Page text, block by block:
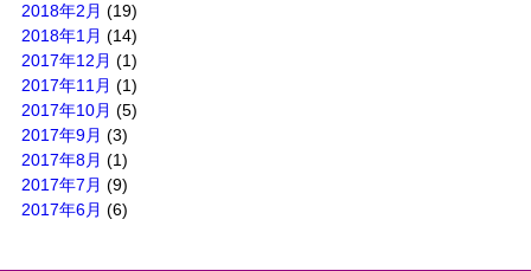
2018年2月 (19)
2018年1月 (14)
2017年12月 (1)
2017年11月 (1)
2017年10月 (5)
2017年9月 (3)
2017年8月 (1)
2017年7月 (9)
2017年6月 (6)